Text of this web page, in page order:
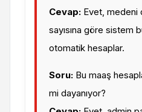
Cevap: Evet, medeni
sayısına göre sistem
otomatik hesaplar.
Soru: Bu maaş
mi dayanıyor?